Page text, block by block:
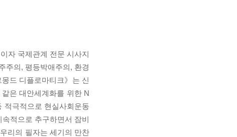
자 국제관계 전문 시사지
주의, 평등박애주의, 환경
드 디플로마티크》는 신
같은 대안세계화를 위한 N
적극적으로 현실사회운동
적으로 추구하면서 잠비
리의 필자는 세기의 만찬